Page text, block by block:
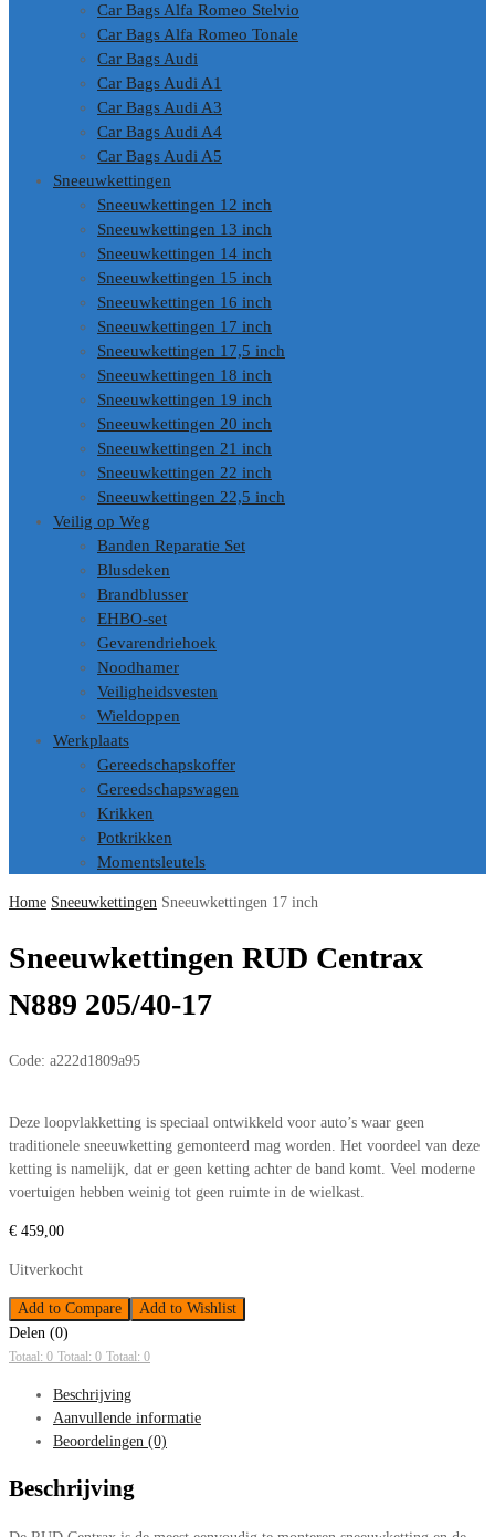
Car Bags Alfa Romeo Stelvio
Car Bags Alfa Romeo Tonale
Car Bags Audi
Car Bags Audi A1
Car Bags Audi A3
Car Bags Audi A4
Car Bags Audi A5
Sneeuwkettingen
Sneeuwkettingen 12 inch
Sneeuwkettingen 13 inch
Sneeuwkettingen 14 inch
Sneeuwkettingen 15 inch
Sneeuwkettingen 16 inch
Sneeuwkettingen 17 inch
Sneeuwkettingen 17,5 inch
Sneeuwkettingen 18 inch
Sneeuwkettingen 19 inch
Sneeuwkettingen 20 inch
Sneeuwkettingen 21 inch
Sneeuwkettingen 22 inch
Sneeuwkettingen 22,5 inch
Veilig op Weg
Banden Reparatie Set
Blusdeken
Brandblusser
EHBO-set
Gevarendriehoek
Noodhamer
Veiligheidsvesten
Wieldoppen
Werkplaats
Gereedschapskoffer
Gereedschapswagen
Krikken
Potkrikken
Momentsleutels
Home Sneeuwkettingen Sneeuwkettingen 17 inch
Sneeuwkettingen RUD Centrax
N889 205/40-17
Code: a222d1809a95
Deze loopvlakketting is speciaal ontwikkeld voor auto’s waar geen
traditionele sneeuwketting gemonteerd mag worden. Het voordeel van deze
ketting is namelijk, dat er geen ketting achter de band komt. Veel moderne
voertuigen hebben weinig tot geen ruimte in de wielkast.
€ 459,00
Uitverkocht
Add to Compare
Add to Wishlist
Delen (0)
Totaal: 0 Totaal: 0 Totaal: 0
Beschrijving
Aanvullende informatie
Beoordelingen (0)
Beschrijving